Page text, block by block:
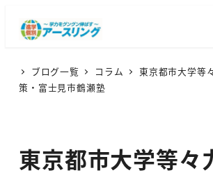
ブログ一覧 コラム
東京都市大学等
策・富士見市鶴瀬塾
東京都市大学等々